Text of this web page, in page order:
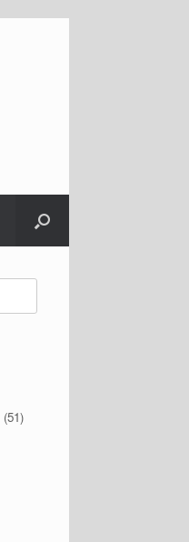
(51)